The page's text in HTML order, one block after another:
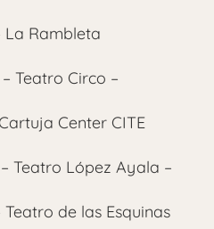
La Rambleta
Teatro Circo –
Center CITE
Teatro López Ayala –
de las Esquinas